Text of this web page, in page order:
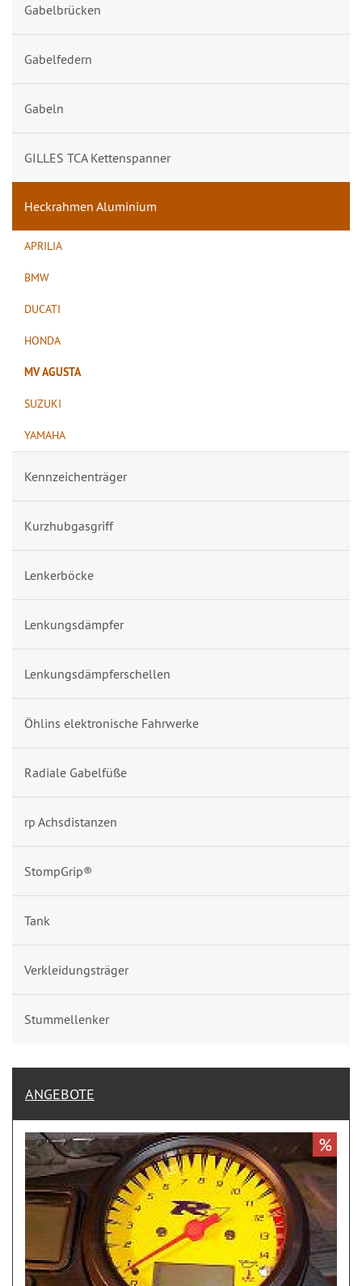
Gabelbrücken
Gabelfedern
Gabeln
GILLES TCA Kettenspanner
Heckrahmen Aluminium
APRILIA
BMW
DUCATI
HONDA
MV AGUSTA
SUZUKI
YAMAHA
Kennzeichenträger
Kurzhubgasgriff
Lenkerböcke
Lenkungsdämpfer
Lenkungsdämpferschellen
Öhlins elektronische Fahrwerke
Radiale Gabelfüße
rp Achsdistanzen
StompGrip®
Tank
Verkleidungsträger
Stummellenker
ANGEBOTE
%